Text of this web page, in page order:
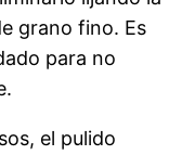
grano fino. Es
para no
el pulido